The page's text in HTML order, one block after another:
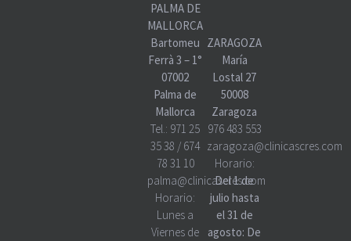
PALMA DE
MALLORCA
Bartomeu
Ferrà 3 – 1°
07002
Palma de
Mallorca
Tel.: 971 25
35 38 / 674
78 31 10
palma@clinicascres.com
Horario:
Lunes a
Viernes de
ZARAGOZA
María
Lostal 27
50008
Zaragoza
976 483 553
zaragoza@clinicascres.com
Horario:
Del 1 de
julio hasta
el 31 de
agosto: De